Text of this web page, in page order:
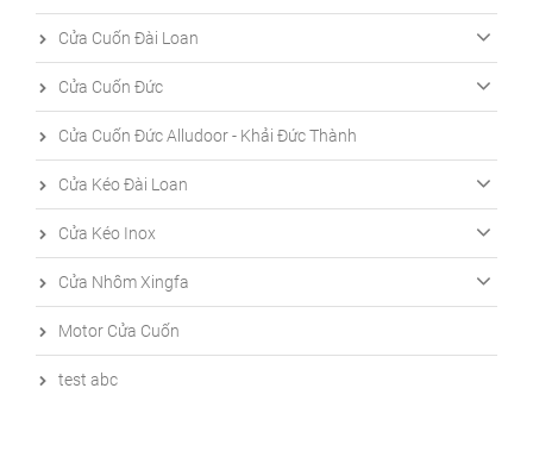
Cửa Cuốn Đài Loan
Cửa Cuốn Đức
Cửa Cuốn Đức Alludoor - Khải Đức Thành
Cửa Kéo Đài Loan
Cửa Kéo Inox
Cửa Nhôm Xingfa
Motor Cửa Cuốn
test abc